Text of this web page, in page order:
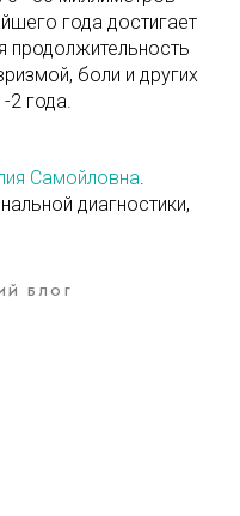
года достигает
продолжительность
боли и других
2 года.
Самойловна.
диагностики,
БЛОГ